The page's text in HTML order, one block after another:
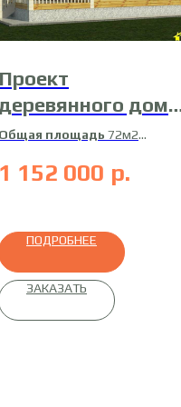
Проект
деревянного дома
17-ДБ-7
Общая площадь 72м2
Материалсухой
1 152 000 р.
ПОДРОБНЕЕ
ЗАКАЗАТЬ